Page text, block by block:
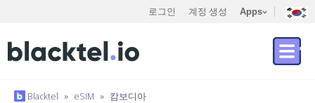
로그인 계정 생성 Apps
Blacktel » eSIM » 캄보디아